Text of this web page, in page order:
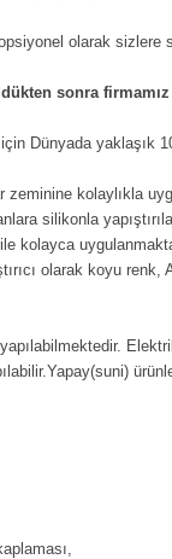
olarak sizlere
sonra
Dünyada yaklaşık
kolaylıkla
silikonla
kolayca
olarak koyu renk,